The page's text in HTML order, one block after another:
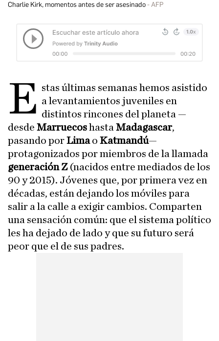
Charlie Kirk, momentos antes de ser asesinado AFP
E stas últimas semanas hemos asistido
a levantamientos juveniles en
distintos rincones del planeta —
desde Marruecoshasta Madagascar,
pasando porLimao Katmandú—
protagonizados por miembros de la llamada
generación Z(nacidos entre mediados de los
90 y 2015). Jóvenes que, por primera vez en
décadas, están dejando los móviles para
salir a la calle a exigir cambios. Comparten
una sensación común: que el sistema político
les ha dejado de lado y que su futuro será
peor que el de sus padres.